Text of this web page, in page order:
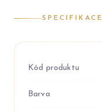
SPECIFIKACE
Kód produktu
Barva